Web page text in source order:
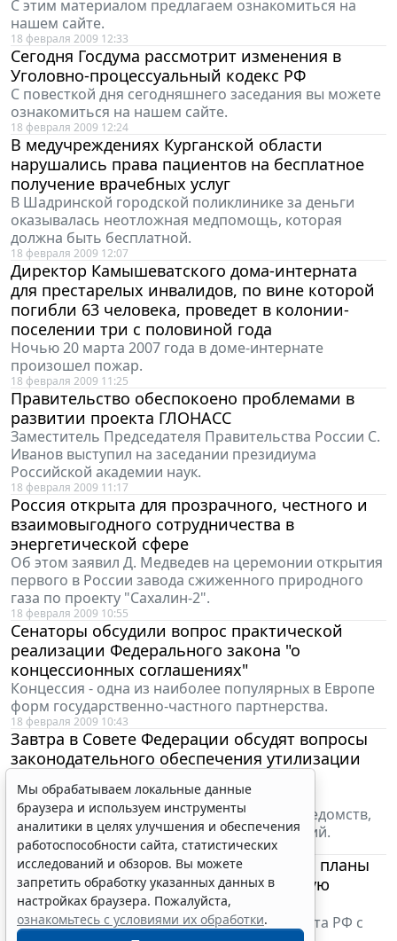
С этим материалом предлагаем ознакомиться на
нашем сайте.
18 февраля 2009 12:33
Сегодня Госдума рассмотрит изменения в
Уголовно-процессуальный кодекс РФ
С повесткой дня сегодняшнего заседания вы можете
ознакомиться на нашем сайте.
18 февраля 2009 12:24
В медучреждениях Курганской области
нарушались права пациентов на бесплатное
получение врачебных услуг
В Шадринской городской поликлинике за деньги
оказывалась неотложная медпомощь, которая
должна быть бесплатной.
18 февраля 2009 12:07
Директор Камышеватского дома-интерната
для престарелых инвалидов, по вине которой
погибли 63 человека, проведет в колонии-
поселении три с половиной года
Ночью 20 марта 2007 года в доме-интернате
произошел пожар.
18 февраля 2009 11:25
Правительство обеспокоено проблемами в
развитии проекта ГЛОНАСС
Заместитель Председателя Правительства России С.
Иванов выступил на заседании президиума
Российской академии наук.
18 февраля 2009 11:17
Россия открыта для прозрачного, честного и
взаимовыгодного сотрудничества в
энергетической сфере
Об этом заявил Д. Медведев на церемонии открытия
первого в России завода сжиженного природного
газа по проекту "Сахалин-2".
18 февраля 2009 10:55
Сенаторы обсудили вопрос практической
реализации Федерального закона "о
концессионных соглашениях"
Концессия - одна из наиболее популярных в Европе
форм государственно-частного партнерства.
18 февраля 2009 10:43
Завтра в Совете Федерации обсудят вопросы
законодательного обеспечения утилизации
В дискуссии примут участие члены Совета
Федерации, представители министерств, ведомств,
коммерческих и общественных организаций.
17 февраля 2009 18:19
Д. Медведев и С. Берлускони обсудили планы
двусторонних контактов на ближайшую
перспективу
Состоялся телефонный разговор Президента РФ с
Мы обрабатываем локальные данные
браузера и используем инструменты
аналитики в целях улучшения и обеспечения
работоспособности сайта, статистических
исследований и обзоров. Вы можете
запретить обработку указанных данных в
настройках браузера. Пожалуйста,
ознакомьтесь с условиями их обработки
Принять